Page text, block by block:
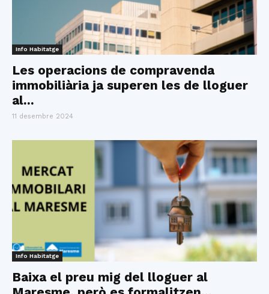
Info Habitatge
Les operacions de compravenda
immobiliària ja superen les de lloguer
al...
11 desembre 2024
Info Habitatge
Baixa el preu mig del lloguer al